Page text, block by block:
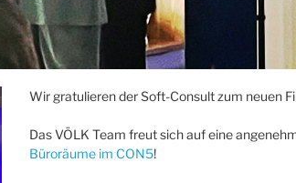
Wir gratulieren der Soft-Consult zum neuen
Das VÖLK Team freut sich auf eine
Büroräume im CON5!